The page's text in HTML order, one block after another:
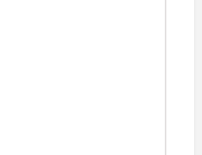
salah pakai.